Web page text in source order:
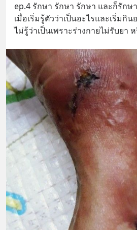
ep.4 รักษา รักษา รักษา และก็รักษา
เมื่อเริ่มรู้ตัวว่าเป็นอะไรและเริ่มกิ
ไม่รู้ว่าเป็นเพราะร่างกายไม่รับยา